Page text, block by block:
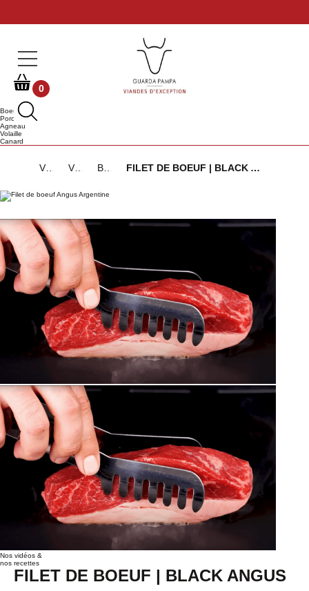
0
Boeuf
Porc
Agneau
Volaille
Canard
FILET DE BOEUF | BLACK ANGUS
Nos vidéos &
nos recettes
FILET DE BOEUF | BLACK ANGUS